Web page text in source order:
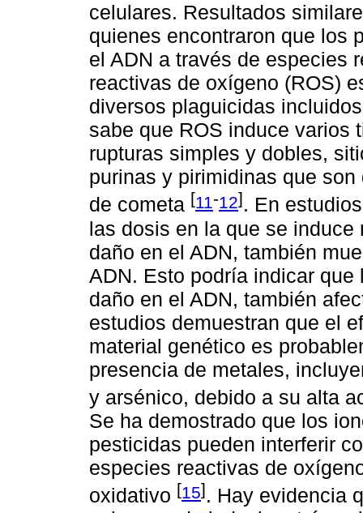
celulares. Resultados
quienes encontraron que los
el ADN a través de especies
reactivas de oxígeno (ROS)
diversos plaguicidas
sabe que ROS induce varios
rupturas simples y dobles,
purinas y pirimidinas que
de cometa [11 -12]. En
las dosis en la que se
daño en el ADN, también
ADN. Esto podría indicar
daño en el ADN, también
estudios demuestran que el
material genético es
presencia de metales,
y arsénico, debido a su alta
Se ha demostrado que los
pesticidas pueden interferir
especies reactivas de
oxidativo [15]. Hay evidencia